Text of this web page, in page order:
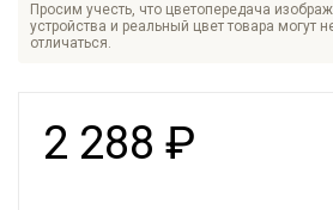
Просим учесть, что цветопередача
устройства и реальный цвет товара могут
отличаться.
2 288 ₽